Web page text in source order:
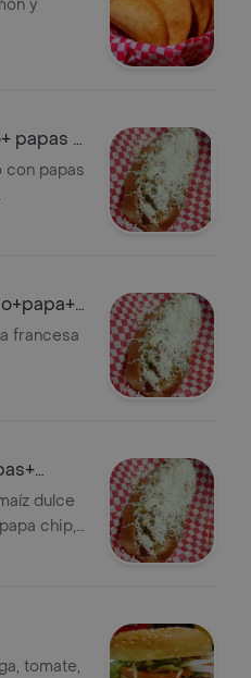
y
papas +
con papas
francesa
dulce
chip,
tomate,